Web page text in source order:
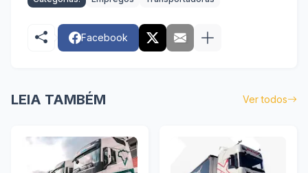
Facebook
LEIA TAMBÉM Ver todos